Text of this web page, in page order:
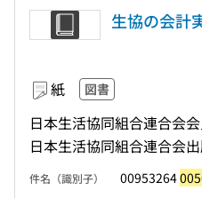
生協の会計
紙 図書
日本生活協同組合連合会
日本生活協同組合連合会
件名（識別子） 00953264